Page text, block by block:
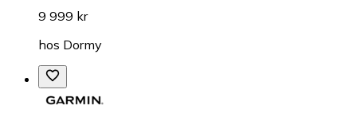
9 999 kr
hos Dormy